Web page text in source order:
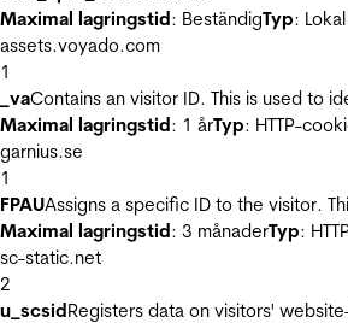
Maximal lagringstid: BeständigTyp:
assets.voyado.com
1
_vaContains an visitor ID. This is used to
Maximal lagringstid: 1 årTyp: HTTP-
garnius.se
1
FPAUAssigns a specific ID to the visitor.
Maximal lagringstid: 3 månaderTyp:
sc-static.net
2
u_scsidRegisters data on visitors'